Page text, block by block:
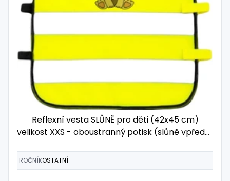
Reflexní vesta SLŮNĚ pro děti (42x45 cm)
velikost XXS - oboustranný potisk (slůně vpředu i
ROČNÍKOSTATNÍ